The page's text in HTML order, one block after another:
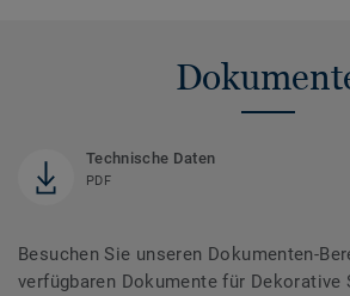
Technische Daten
PDF
Besuchen Sie unseren Dokumenten-
verfügbaren Dokumente für